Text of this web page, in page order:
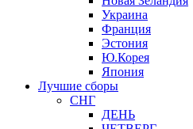
Украина
Франция
Эстония
Ю.Корея
Япония
Лучшие сборы
СНГ
ДЕНЬ